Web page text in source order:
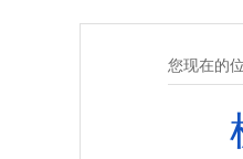
您现在的